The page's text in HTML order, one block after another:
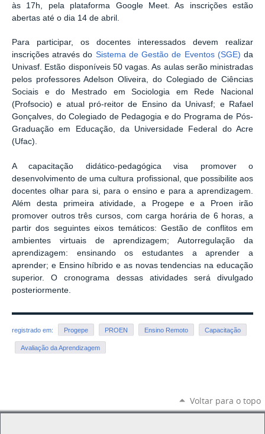
às 17h, pela plataforma Google Meet. As inscrições estão
abertas até o dia 14 de abril.
Para participar, os docentes interessados devem realizar
inscrições através do Sistema de Gestão de Eventos (SGE) da
Univasf. Estão disponíveis 50 vagas. As aulas serão ministradas
pelos professores Adelson Oliveira, do Colegiado de Ciências
Sociais e do Mestrado em Sociologia em Rede Nacional
(Profsocio) e atual pró-reitor de Ensino da Univasf; e Rafael
Gonçalves, do Colegiado de Pedagogia e do Programa de Pós-
Graduação em Educação, da Universidade Federal do Acre
(Ufac).
A capacitação didático-pedagógica visa promover o
desenvolvimento de uma cultura profissional, que possibilite aos
docentes olhar para si, para o ensino e para a aprendizagem.
Além desta primeira atividade, a Progepe e a Proen irão
promover outros três cursos, com carga horária de 6 horas, a
partir dos seguintes eixos temáticos: Gestão de conflitos em
ambientes virtuais de aprendizagem; Autorregulação da
aprendizagem: ensinando os estudantes a aprender a
aprender; e Ensino híbrido e as novas tendencias na educação
superior. O cronograma dessas atividades será divulgado
posteriormente.
registrado em: Progepe PROEN Ensino Remoto Capacitação
Avaliação da Aprendizagem
Voltar para o topo